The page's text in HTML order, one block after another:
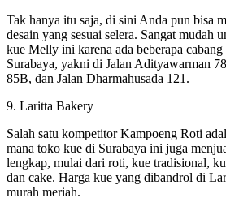
Tak hanya itu saja, di sini Anda pun bisa
desain yang sesuai selera. Sangat mudah
kue Melly ini karena ada beberapa cabang
Surabaya, yakni di Jalan Adityawarman
85B, dan Jalan Dharmahusada 121.
9. Laritta Bakery
Salah satu kompetitor Kampoeng Roti
mana toko kue di Surabaya ini juga
lengkap, mulai dari roti, kue tradisional,
dan cake. Harga kue yang dibandrol di
murah meriah.